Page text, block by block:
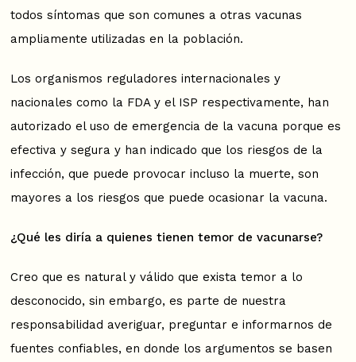
todos síntomas que son comunes a otras vacunas
ampliamente utilizadas en la población.
Los organismos reguladores internacionales y
nacionales como la FDA y el ISP respectivamente, han
autorizado el uso de emergencia de la vacuna porque es
efectiva y segura y han indicado que los riesgos de la
infección, que puede provocar incluso la muerte, son
mayores a los riesgos que puede ocasionar la vacuna.
¿Qué les diría a quienes tienen temor de vacunarse?
Creo que es natural y válido que exista temor a lo
desconocido, sin embargo, es parte de nuestra
responsabilidad averiguar, preguntar e informarnos de
fuentes confiables, en donde los argumentos se basen